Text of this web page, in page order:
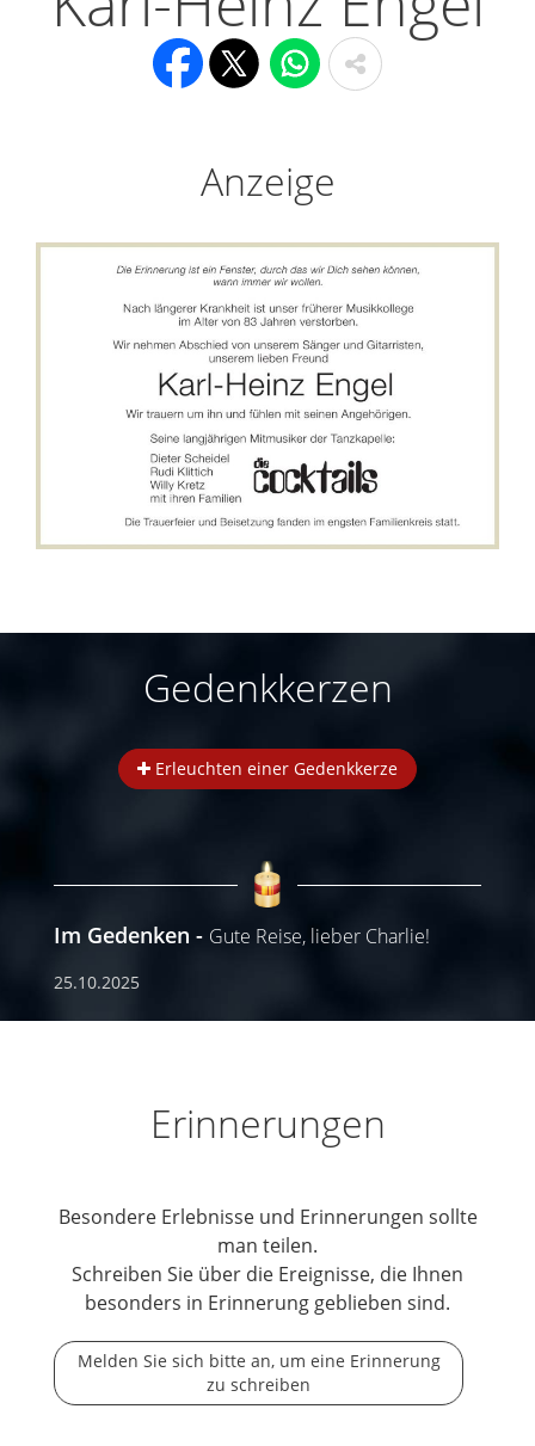
Anzeige
Gedenkkerzen
Erleuchten einer Gedenkkerze
Im Gedenken Gute Reise, lieber Charlie!
25.10.2025
Erinnerungen
Besondere Erlebnisse und Erinnerungen sollte
man teilen.
Schreiben Sie über die Ereignisse, die Ihnen
besonders in Erinnerung geblieben sind.
Melden Sie sich bitte an, um eine Erinnerung
zu schreiben